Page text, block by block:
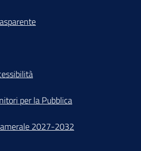
per la Pubblica
2027-2032